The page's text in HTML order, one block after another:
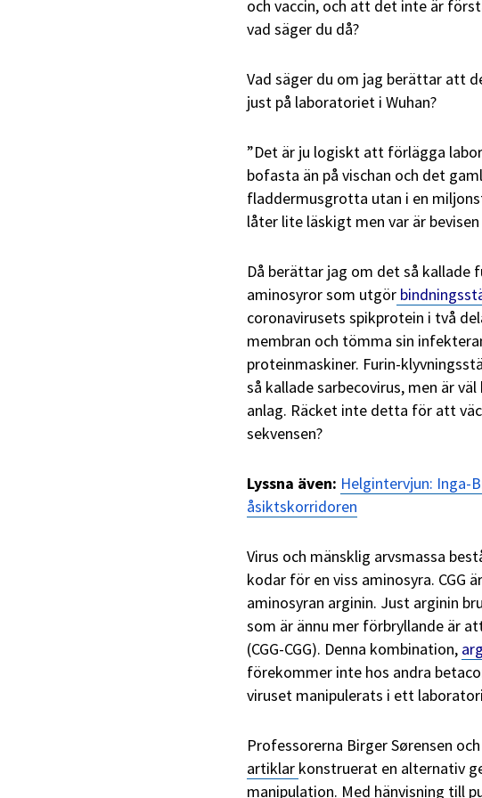
och vaccin, och att det inte är
vad säger du då?
Vad säger du om jag berättar att
just på laboratoriet i Wuhan?
”Det är ju logiskt att förlägga
bofasta än på vischan och det
fladdermusgrotta utan i en
låter lite läskigt men var är
Då berättar jag om det så kallade
aminosyror som utgör
coronavirusets spikprotein i två
membran och tömma sin
proteinmaskiner. Furin-
så kallade sarbecovirus, men är
anlag. Räcket inte detta för att
sekvensen?
Lyssna även: Helgintervjun: Inga-
åsiktskorridoren
Virus och mänsklig arvsmassa
kodar för en viss aminosyra.
aminosyran arginin. Just arginin
som är ännu mer förbryllande är
(CGG-CGG). Denna kombination,
förekommer inte hos andra
viruset manipulerats i ett
Professorerna Birger Sørensen
artiklar konstruerat en alternativ
manipulation. Med hänvisning till